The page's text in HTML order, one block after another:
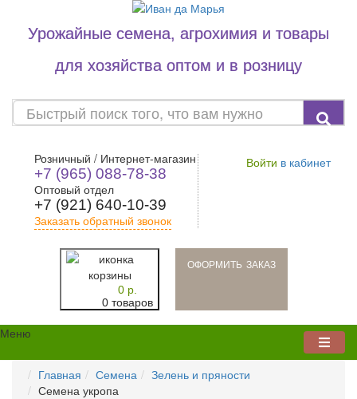
Урожайные семена, агрохимия и товары
для хозяйства оптом и в розницу
Розничный / Интернет-магазин
+7 (965) 088-78-38
Оптовый отдел
+7 (921) 640-10-39
Заказать обратный звонок
Войти в кабинет
oформить заказ
0 р.
0 товаров
Меню
Главная Семена
Зелень и пряности
Семена укропа